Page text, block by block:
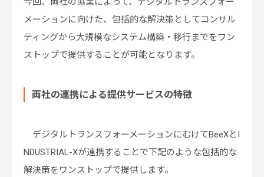
メーションに向けた、包括的な解決策としてコンサル
ティングから大規模なシステム構築・移行までをワン
ストップで提供することが可能となります。
両社の連携による提供サービスの特徴
デジタルトランスフォーメーションにむけてBeeXとI
NDUSTRIAL-Xが連携することで下記のような包括的な
解決策をワンストップで提供します。